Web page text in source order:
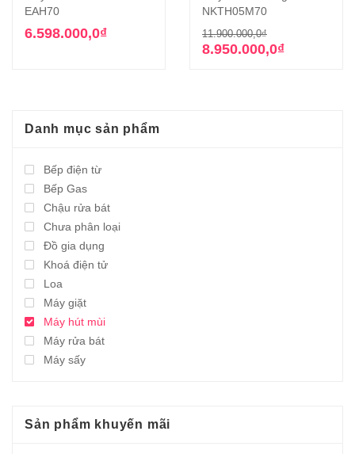
EAH70
6.598.000,0₫
NKTH05M70
11.900.000,0₫Giá
gốc
8.950.000,0₫
Giá
hiện
Danh mục sản phẩm
Bếp điện từ
Bếp Gas
Chậu rửa bát
Chưa phân loại
Đồ gia dụng
Khoá điện tử
Loa
Máy giặt
Máy hút mùi
Máy rửa bát
Máy sấy
Sản phẩm khuyến mãi